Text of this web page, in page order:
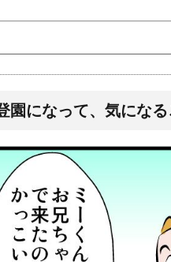
園になって、気になる